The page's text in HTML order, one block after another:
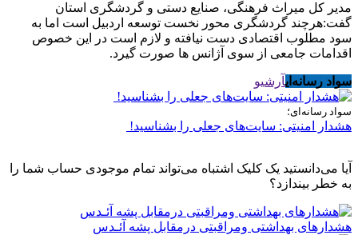
مدیر کل میراث فرهنگی، صنایع دستی و گردشگری استان
گفت:هرچند گردشگری محور نخست توسعه اردبیل است اما به
سود مطلوب اقتصادی دست نیافته و لازم است در این خصوص
اقدامات جامعی از سوی آژانس ها صورت گیرد.
سواد رسانه‌ایآرشیو
سواد رسانه‌ای؛
هشدار امنیتی: سایت‌های جعلی را بشناسید!
آیا می‌دانستید یک کلیک اشتباه می‌تواند تمام موجودی حساب شما را
به خطر بیندازد؟
هشدارهاى بهداشتى ومراقبتى درمقابل پشه آئـدس